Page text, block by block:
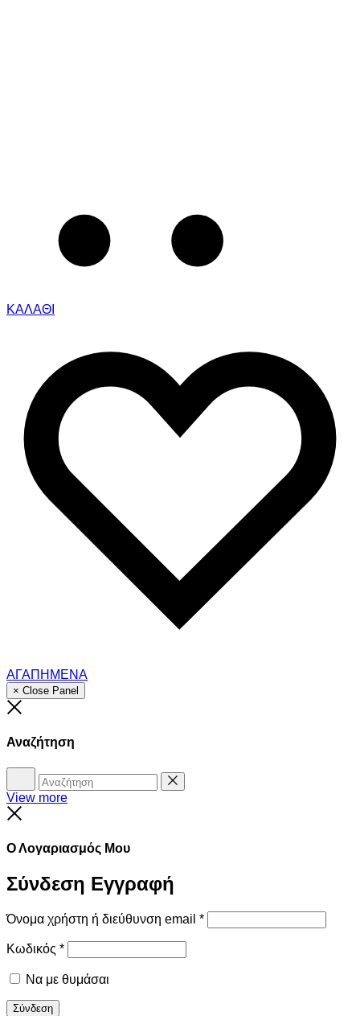
ΚΑΛΑΘΙ
ΑΓΑΠΗΜΕΝΑ
× Close Panel
Αναζήτηση
Αναζήτηση Reset
View more
Ο Λογαριασμός Μου
Σύνδεση Εγγραφή
Όνομα χρήστη ή διεύθυνση email *
Κωδικός *
Να με θυμάσαι
Σύνδεση